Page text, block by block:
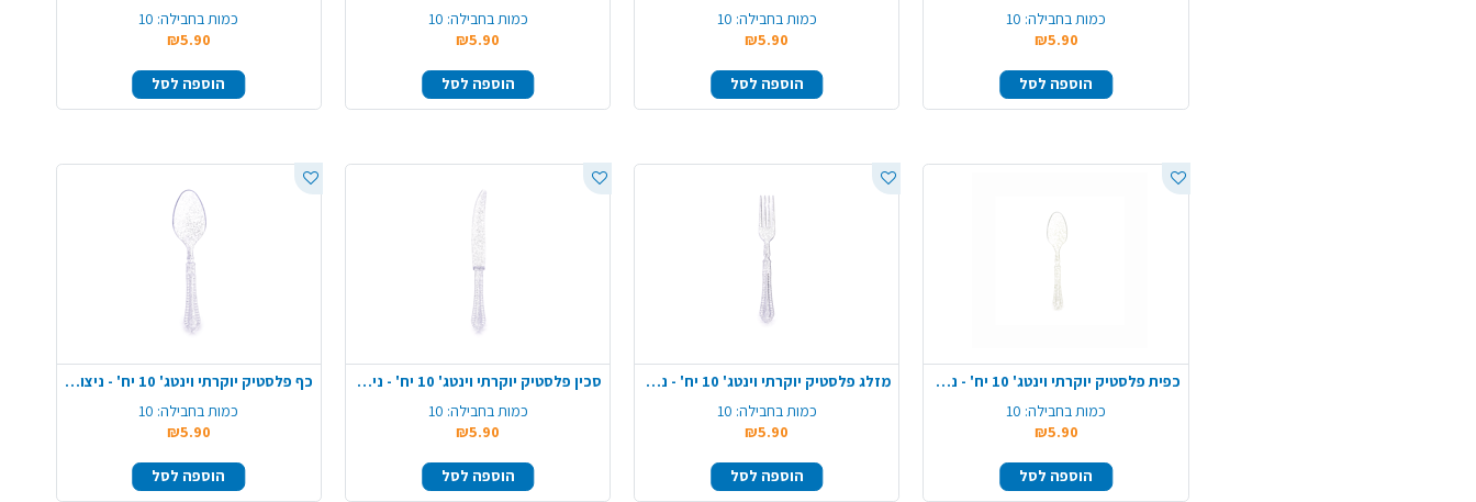
כמות בחבילה: 10
₪5.90
הוספה לסל
כמות בחבילה: 10
₪5.90
הוספה לסל
כמות בחבילה: 10
₪5.90
הוספה לסל
כמות בחבילה: 10
₪5.90
הוספה לסל
כפית פלסטיק יוקרתי וינטג' 10 יח' - ניצוצות זהב
כמות בחבילה: 10
₪5.90
הוספה לסל
מזלג פלסטיק יוקרתי וינטג' 10 יח' - ניצוצות כסף
כמות בחבילה: 10
₪5.90
הוספה לסל
סכין פלסטיק יוקרתי וינטג' 10 יח' - ניצוצות כסף
כמות בחבילה: 10
₪5.90
הוספה לסל
כף פלסטיק יוקרתי וינטג' 10 יח' - ניצוצות כסף
כמות בחבילה: 10
₪5.90
הוספה לסל